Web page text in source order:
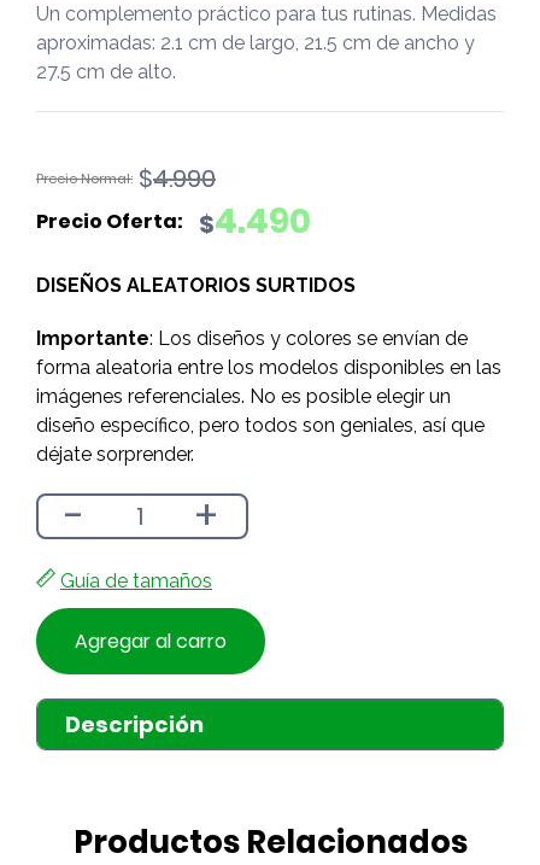
Un complemento práctico para tus rutinas. Medidas
aproximadas: 2.1 cm de largo, 21.5 cm de ancho y
27.5 cm de alto.
$4.990
El
original
$4.990.
$4.490
El
actual
$4.490.
DISEÑOS ALEATORIOS SURTIDOS
Importante: Los diseños y colores se envían de
forma aleatoria entre los modelos disponibles en las
imágenes referenciales. No es posible elegir un
diseño específico, pero todos son geniales, así que
déjate sorprender.
- +
Guía de tamaños
Agregar al carro
Descripción
Productos Relacionados